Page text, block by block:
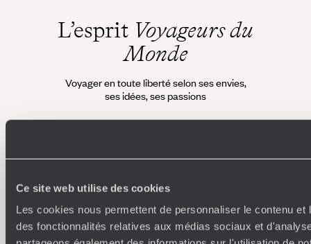
Ce site web utilise des cookies
Les cookies nous permettent de personnaliser le contenu et
des fonctionnalités relatives aux médias sociaux et
L’esprit Voyageurs du
Monde
Voyager en toute liberté selon ses envies,
ses idées, ses passions